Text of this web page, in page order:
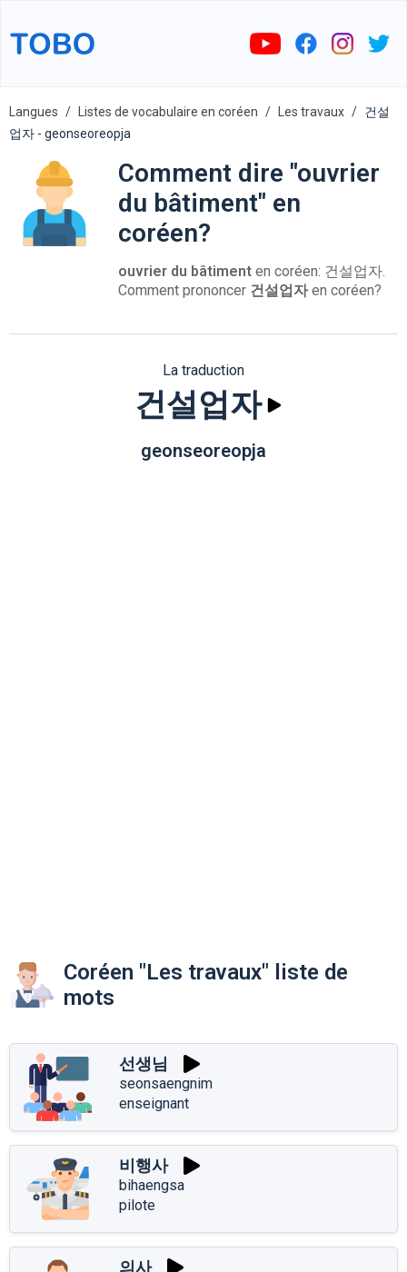
Langues Listes de vocabulaire en coréen Les travaux
건설
업자 - geonseoreopja
Comment dire "ouvrier
du bâtiment" en
coréen?
ouvrier du bâtiment en coréen: 건설업자.
Comment prononcer 건설업자en coréen?
La traduction
건설업자
geonseoreopja
Coréen "Les travaux" liste de
mots
선생님
seonsaengnim
enseignant
비행사
bihaengsa
pilote
의사